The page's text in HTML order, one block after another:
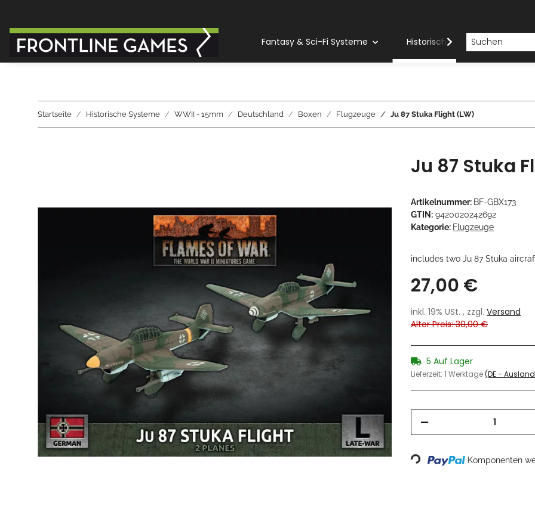
Fantasy & Sci-Fi Systeme Historische Systeme
Startseite Historische Systeme WWII - 15mm Deutschland Boxen Flugzeuge Ju 87 Stuka Flight (LW)
Ju 87 Stuka
Artikelnummer: BF-GBX173
GTIN: 9420020242692
Kategorie: Flugzeuge
includes two Ju 87 Stuka
27,00 €
inkl. 19% USt. , zzgl. Versand
Alter Preis: 30,00 €
5 Auf Lager
Lieferzeit: 1 Werktage(DE -
Loading... Komponenten